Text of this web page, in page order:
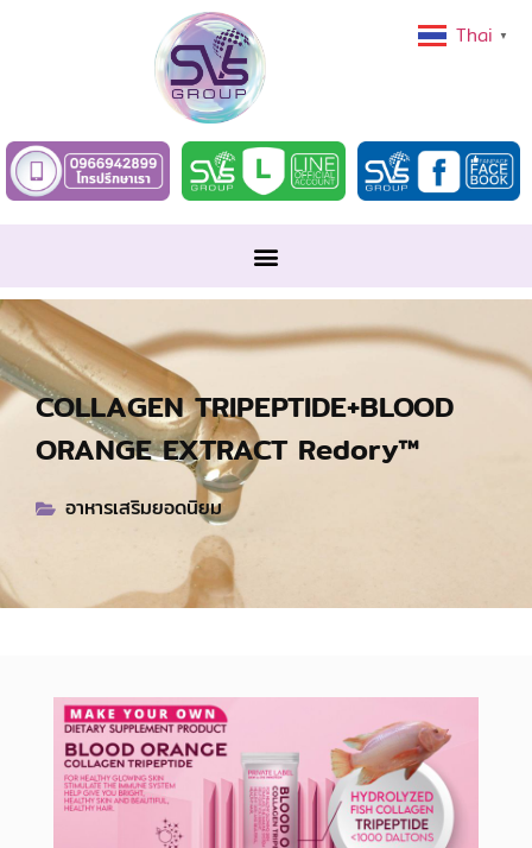
COLLAGEN TRIPEPTIDE+BLOOD
ORANGE EXTRACT Redory™
อาหารเสริมยอดนิยม
Thai ▼